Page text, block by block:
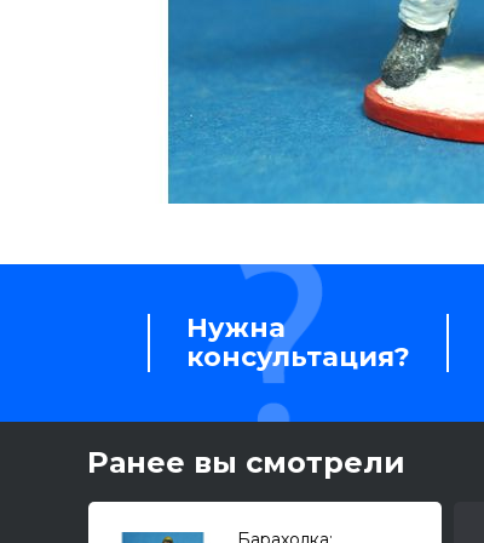
Нужна
консультация?
Ранее вы смотрели